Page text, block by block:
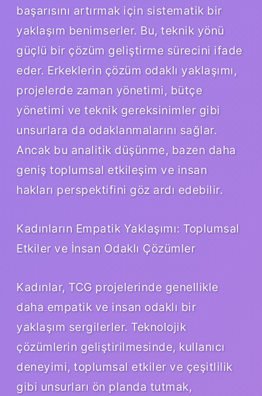
başarısını artırmak için sistematik bir
yaklaşım benimserler. Bu, teknik yönü
güçlü bir çözüm geliştirme sürecini ifade
eder. Erkeklerin çözüm odaklı yaklaşımı,
projelerde zaman yönetimi, bütçe
yönetimi ve teknik gereksinimler gibi
unsurlara da odaklanmalarını sağlar.
Ancak bu analitik düşünme, bazen daha
geniş toplumsal etkileşim ve insan
hakları perspektifini göz ardı edebilir.
Kadınların Empatik Yaklaşımı: Toplumsal
Etkiler ve İnsan Odaklı Çözümler
Kadınlar, TCG projelerinde genellikle
daha empatik ve insan odaklı bir
yaklaşım sergilerler. Teknolojik
çözümlerin geliştirilmesinde, kullanıcı
deneyimi, toplumsal etkiler ve çeşitlilik
gibi unsurları ön planda tutmak,